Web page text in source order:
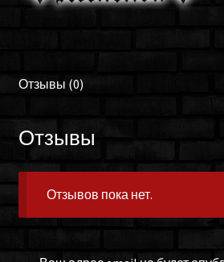
Отзывы (0)
Отзывы
Отзывов пока нет.